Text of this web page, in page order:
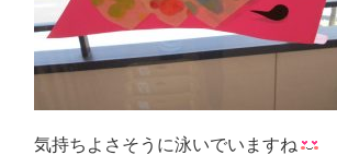
気持ちよさそうに泳いでいますね